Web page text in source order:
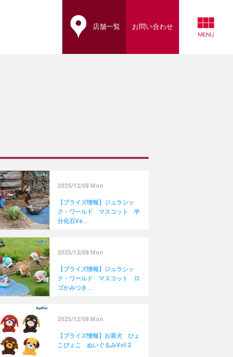
店舗一覧 お問い合わせ
2025/12/08 Mon
【プライズ情報】ジュラシッ
ク・ワールド マスコット 半
分化石Ve…
2025/12/08 Mon
【プライズ情報】ジュラシッ
ク・ワールド マスコット ロ
ゴかみつき…
2025/12/08 Mon
【プライズ情報】お茶犬 ひょ
こぴょこ ぬいぐるみVol.2